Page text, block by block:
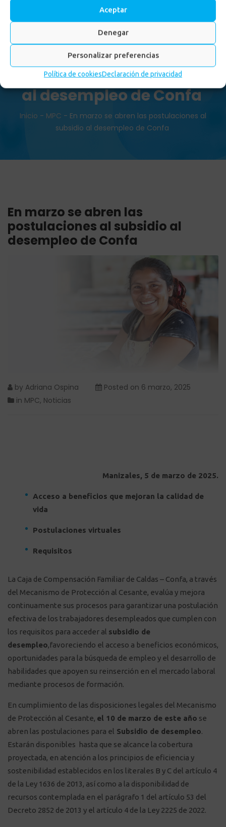
Aceptar
Denegar
Personalizar preferencias
Política de cookiesDeclaración de privacidad
En marzo se abren las
postulaciones al subsidio
al desempleo de Confa
Inicio - MPC - En marzo se abren las postulaciones al
subsidio al desempleo de Confa
En marzo se abren las
postulaciones al subsidio al
desempleo de Confa
by Adriana Ospina Posted on 6 marzo, 2025
in MPC, Noticias
Manizales, 5 de marzo de 2025.
Acceso a beneficios que mejoran la calidad de
vida
Postulaciones virtuales
Requisitos
La Caja de Compensación Familiar de Caldas – Confa, a través
del Mecanismo de Protección al Cesante, evalúa y mejora
continuamente sus procesos para garantizar una postulación
efectiva de los trabajadores desempleados que cumplen con
los requisitos para acceder al subsidio de
desempleo,favoreciendo el acceso a beneficios económicos,
oportunidades para la búsqueda de empleo y el desarrollo de
habilidades que apoyen su reinserción en el mercado laboral
mediante procesos de formación.
En cumplimiento de las disposiciones legales del Mecanismo
de Protección al Cesante, el 10 de marzo de este año se
abren las postulaciones para el Subsidio de desempleo.
Estarán disponibles hasta que se alcance la cobertura
proyectada, en atención a los principios de eficiencia y
sostenibilidad establecidos en los literales B y C del artículo 4
de la Ley 1636 de 2013, así como a la disponibilidad de
recursos contemplada en el parágrafo 1 del artículo 53 del
Decreto 2852 de 2013 y el artículo 4 de la Ley 2225 de 2022.